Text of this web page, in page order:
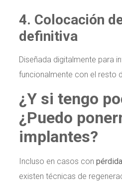
4. Colocación
definitiva
Diseñada digitalmente para
funcionalmente con el resto
¿Y si tengo
¿Puedo
implantes?
Incluso en casos con
existen técnicas de